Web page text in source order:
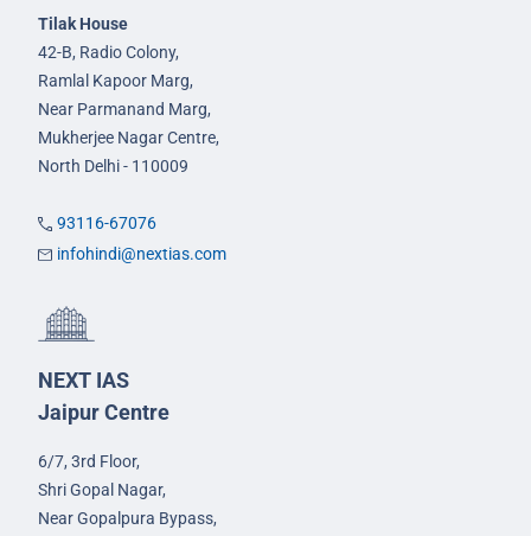
Tilak House
42-B, Radio Colony,
Ramlal Kapoor Marg,
Near Parmanand Marg,
Mukherjee Nagar Centre,
North Delhi - 110009
93116-67076
infohindi@nextias.com
NEXT IAS
Jaipur Centre
6/7, 3rd Floor,
Shri Gopal Nagar,
Near Gopalpura Bypass,